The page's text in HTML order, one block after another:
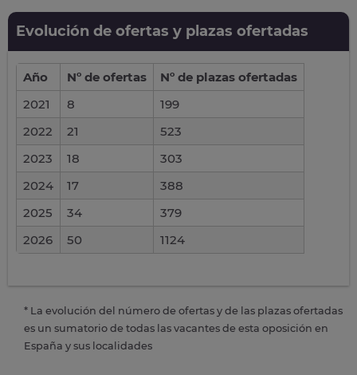
Evolución de ofertas y plazas ofertadas
Año Nº de ofertas
Nº de plazas ofertadas
2021
8
199
2022
21
523
2023
18
303
2024
17
388
2025
34
379
2026
50 1124
* La evolución del número de ofertas y de las plazas ofertadas
es un sumatorio de todas las vacantes de esta oposición en
España y sus localidades